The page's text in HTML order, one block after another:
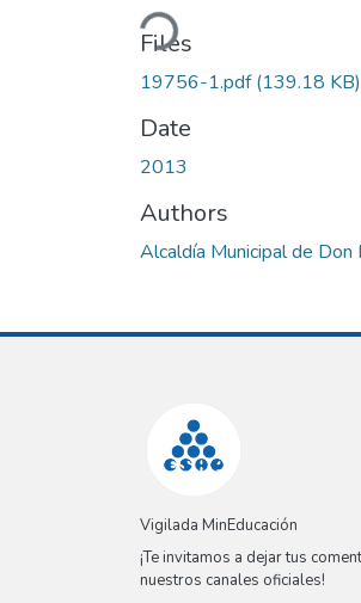
Files
19756-1.pdf(139.18 KB)
Date
2013
Authors
Alcaldía Municipal de
Vigilada MinEducación
¡Te invitamos a dejar tus
nuestros canales oficiales!